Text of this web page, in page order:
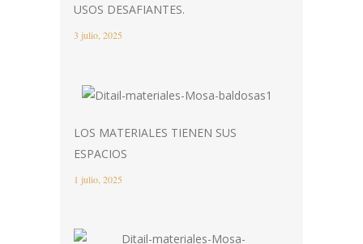
USOS DESAFIANTES.
3 julio, 2025
LOS MATERIALES TIENEN SUS
ESPACIOS
1 julio, 2025